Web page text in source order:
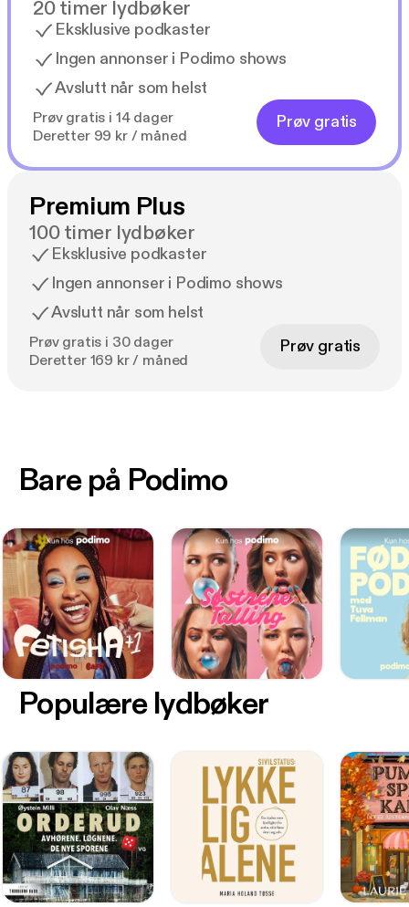
20 timer lydbøker
Eksklusive podkaster
Ingen annonser i Podimo shows
Avslutt når som helst
Prøv gratis i 14 dager
Deretter 99 kr / måned
Prøv gratis
Premium Plus
100 timer lydbøker
Eksklusive podkaster
Ingen annonser i Podimo shows
Avslutt når som helst
Prøv gratis i 30 dager
Deretter 169 kr / måned
Prøv gratis
Bare på Podimo
Populære lydbøker